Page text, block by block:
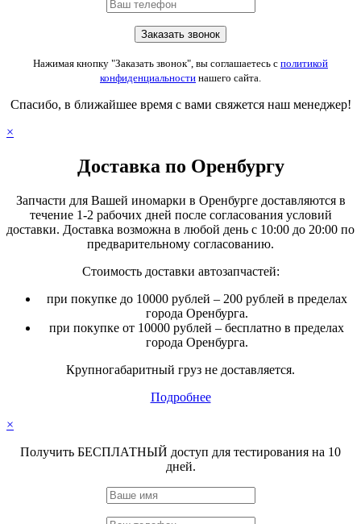
Нажимая кнопку "Заказать звонок", вы соглашаетесь с политикой
конфиденциальности нашего сайта.
Спасибо, в ближайшее время с вами свяжется наш менеджер!
×
Доставка по Оренбургу
Запчасти для Вашей иномарки в Оренбурге доставляются в
течение 1-2 рабочих дней после согласования условий
доставки. Доставка возможна в любой день с 10:00 до 20:00 по
предварительному согласованию.
Стоимость доставки автозапчастей:
при покупке до 10000 рублей – 200 рублей в пределах
города Оренбурга.
при покупке от 10000 рублей – бесплатно в пределах
города Оренбурга.
Крупногабаритный груз не доставляется.
Подробнее
×
Получить БЕСПЛАТНЫЙ доступ для тестирования на 10
дней.